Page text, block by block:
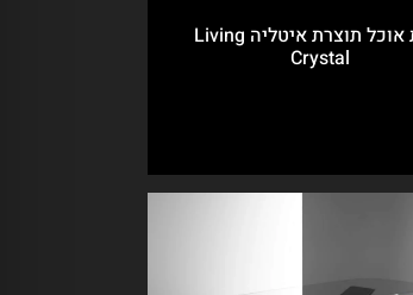
פינת אוכל תוצרת איטליה Living
Crystal